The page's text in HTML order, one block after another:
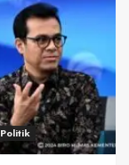
Politik